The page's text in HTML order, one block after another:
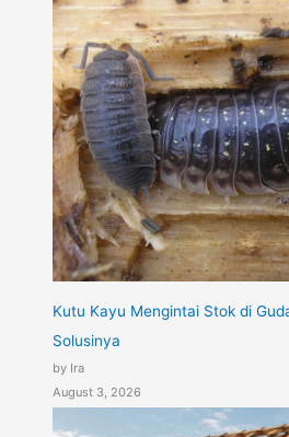
Kutu Kayu Mengintai Stok di
Solusinya
by Ira
August 3, 2026